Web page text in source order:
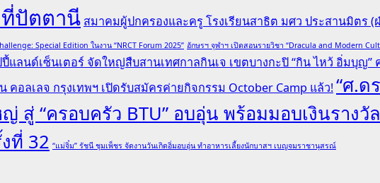
ที่ปัตตานี สมาคมผู้ปกครองและครู โรงเรียนสาธิต มศว ประสานมิตร
Special Edition ในงาน “NRCT Forum 2025” อักษรฯ จุฬาฯ เปิดสอนรายวิชา “Dracula and Modern
แลนด์เซ็นเตอร์ จัดใหญ่สืบสานเทศกาลกินเจ เขตบางกะปิ “กิน ไหว้ อิ่มบุญ”
คอลเลจ กรุงเทพฯ เปิดรับสมัครค่ายกิจกรรม October Camp แล้ว!“ศ.ด
สู่ “ครอบครัว BTU” อบอุ่น พร้อมมอบเงินรา
ที่ 32 “แม่จิ๋ม” รัชนี ชุมเพ็ชร จัดงานวันเกิดอิ่มอบอุ่น ทำอาหารเลี้ยงนักบาสฯ เบญจมราชานุสรณ์